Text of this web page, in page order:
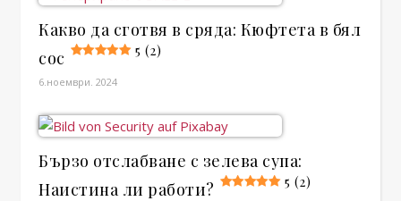
Какво да сготвя в сряда: Кюфтета в бял
сос
5 (2)
6.ноември. 2024
Бързо отслабване с зелева супа:
Наистина ли работи?
5 (2)